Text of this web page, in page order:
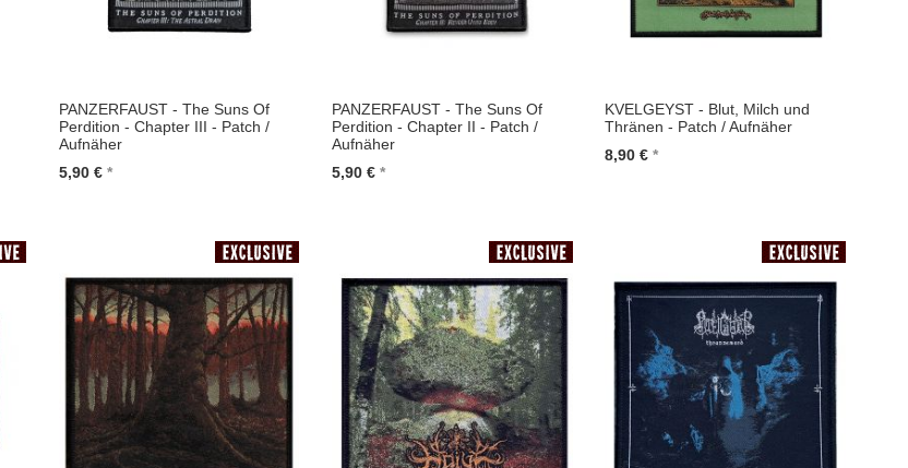
PANZERFAUST - The Suns Of
Perdition - Chapter III - Patch /
Aufnäher
5,90 €
PANZERFAUST - The Suns Of
Perdition - Chapter II - Patch /
Aufnäher
5,90 €
KVELGEYST - Blut, Milch und
Thränen - Patch / Aufnäher
8,90 €